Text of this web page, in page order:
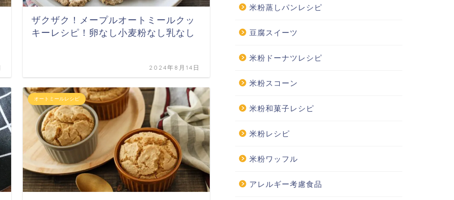
ザクザク！メープルオートミールクッ
キーレシピ！卵なし小麦粉なし乳なし
2024年8月14日
オートミールレシピ
米粉蒸しパンレシピ
豆腐スイーツ
米粉ドーナツレシピ
米粉スコーン
米粉和菓子レシピ
米粉レシピ
米粉ワッフル
アレルギー考慮食品